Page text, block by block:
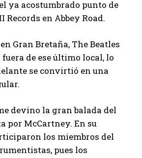
ya acostumbrado punto de
Records en Abbey Road.
Gran Bretaña, The Beatles
de ese último local, lo
se convirtió en una
devino la gran balada del
por McCartney. En su
los miembros del
pues los